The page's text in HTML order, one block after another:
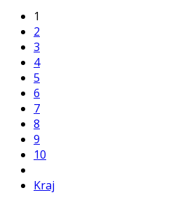
1
2
3
4
5
6
7
8
9
10
Kraj